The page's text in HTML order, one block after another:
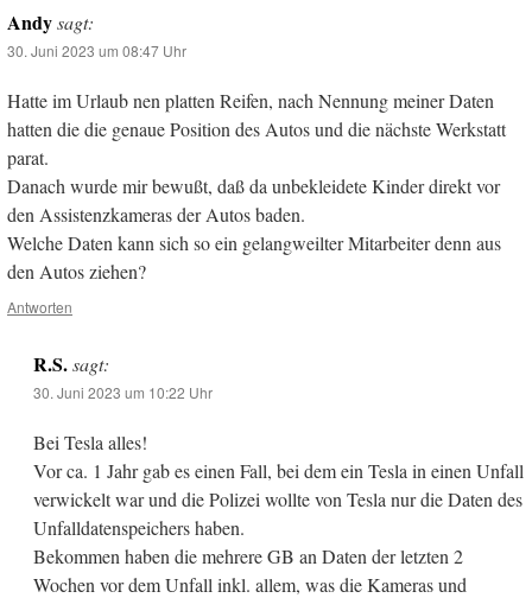
Andysagt:
30. Juni 2023 um 08:47 Uhr
Hatte im Urlaub nen platten Reifen, nach Nennung meiner Daten
hatten die die genaue Position des Autos und die nächste Werkstatt
parat.
Danach wurde mir bewußt, daß da unbekleidete Kinder direkt vor
den Assistenzkameras der Autos baden.
Welche Daten kann sich so ein gelangweilter Mitarbeiter denn aus
den Autos ziehen?
Antworten
R.S. sagt:
30. Juni 2023 um 10:22 Uhr
Bei Tesla alles!
Vor ca. 1 Jahr gab es einen Fall, bei dem ein Tesla in einen Unfall
verwickelt war und die Polizei wollte von Tesla nur die Daten des
Unfalldatenspeichers haben.
Bekommen haben die mehrere GB an Daten der letzten 2
Wochen vor dem Unfall inkl. allem, was die Kameras und